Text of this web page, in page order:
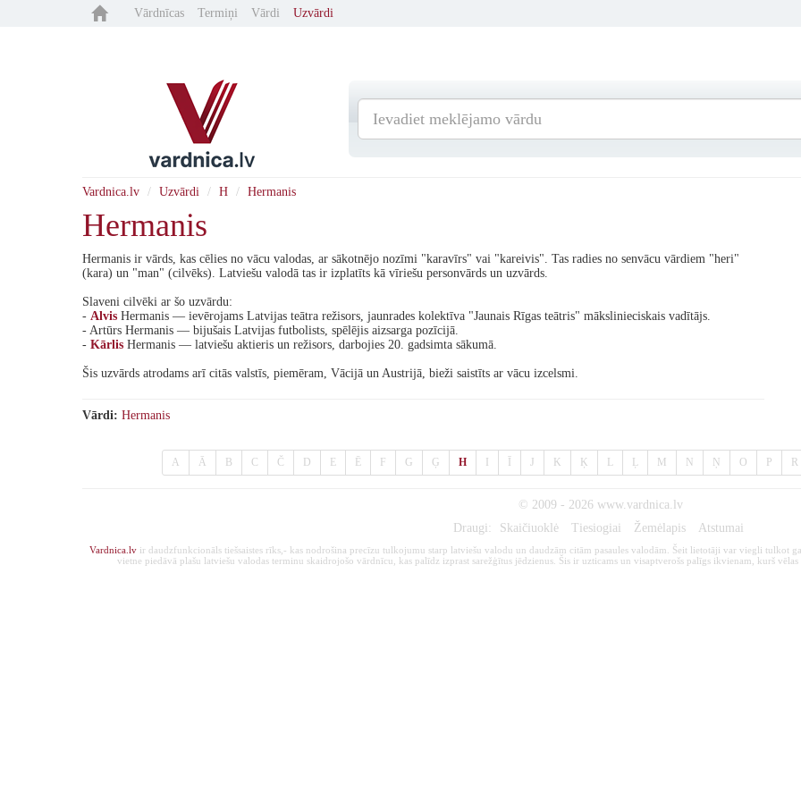
Vārdnīcas Termiņi Vārdi Uzvārdi
Vardnica.lv Uzvārdi H Hermanis
Hermanis
Hermanis ir vārds, kas cēlies no vācu valodas, ar sākotnējo nozīmi "karavīrs" vai "kareivis". Tas radies no senvācu vārdiem "heri"
(kara) un "man" (cilvēks). Latviešu valodā tas ir izplatīts kā vīriešu personvārds un uzvārds.
Slaveni cilvēki ar šo uzvārdu:
- Alvis Hermanis — ievērojams Latvijas teātra režisors, jaunrades kolektīva "Jaunais Rīgas teātris" mākslinieciskais vadītājs.
- Artūrs Hermanis — bijušais Latvijas futbolists, spēlējis aizsarga pozīcijā.
- Kārlis Hermanis — latviešu aktieris un režisors, darbojies 20. gadsimta sākumā.
Šis uzvārds atrodams arī citās valstīs, piemēram, Vācijā un Austrijā, bieži saistīts ar vācu izcelsmi.
Vārdi: Hermanis
A Ā B C Č D E Ē F G Ģ H J K Ķ L Ļ M N Ņ O P R
© 2009 - 2026 www.vardnica.lv
Draugi:
Skaičiuoklė Tiesiogiai Žemėlapis Atstumai
Vardnica.lvir daudzfunkcionāls tiešsaistes rīks,- kas nodrošina precīzu tulkojumu starp latviešu valodu un daudzām citām pasaules valodām. Šeit lietotāji var viegli tulkot
vietne piedāvā plašu latviešu valodas terminu skaidrojošo vārdnīcu, kas palīdz izprast sarežģītus jēdzienus. Šis ir uzticams un visaptverošs palīgs ikvienam, kurš vēlas